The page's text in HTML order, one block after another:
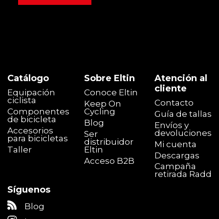
Catálogo
Equipación
ciclista
Componentes
de bicicleta
Accesorios
para bicicletas
Taller
Sobre Eltin
Conoce Eltin
Keep On
Cycling
Blog
Ser
distribuidor
Eltin
Acceso B2B
Atención al
cliente
Contacto
Guía de tallas
Envíos y
devoluciones
Mi cuenta
Descargas
Campaña
retirada Radd
Síguenos
Blog